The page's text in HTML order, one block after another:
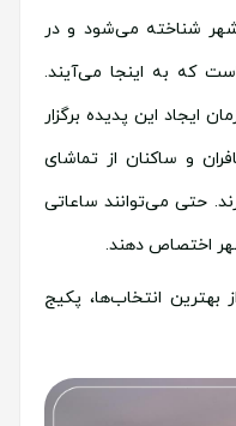
شهر شناخته می‌شود و در
که به اینجا می‌آیند.
ایجاد این پدیده برگزار
و ساکنان از تماشای
حتی می‌توانند ساعاتی
اختصاص دهند.
انتخاب‌ها، پکیج‌